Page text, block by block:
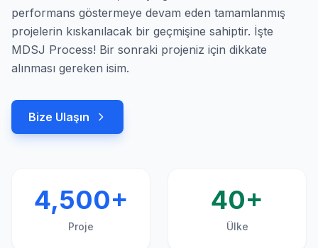
geliştirme konusunda danışmanlık hizmetleri
sunmaktadır. MDSJ, her yıl güvenilir ve ekonomik
performans göstermeye devam eden tamamlanmış
projelerin kıskanılacak bir geçmişine sahiptir. İşte
alınması gereken isim.
4,500+ 40+